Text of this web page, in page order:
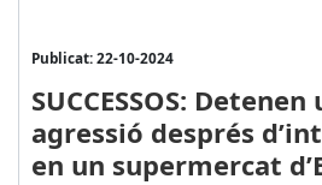
Publicat: 22-10-2024
SUCCESSOS:
agressió després
en un supermercat